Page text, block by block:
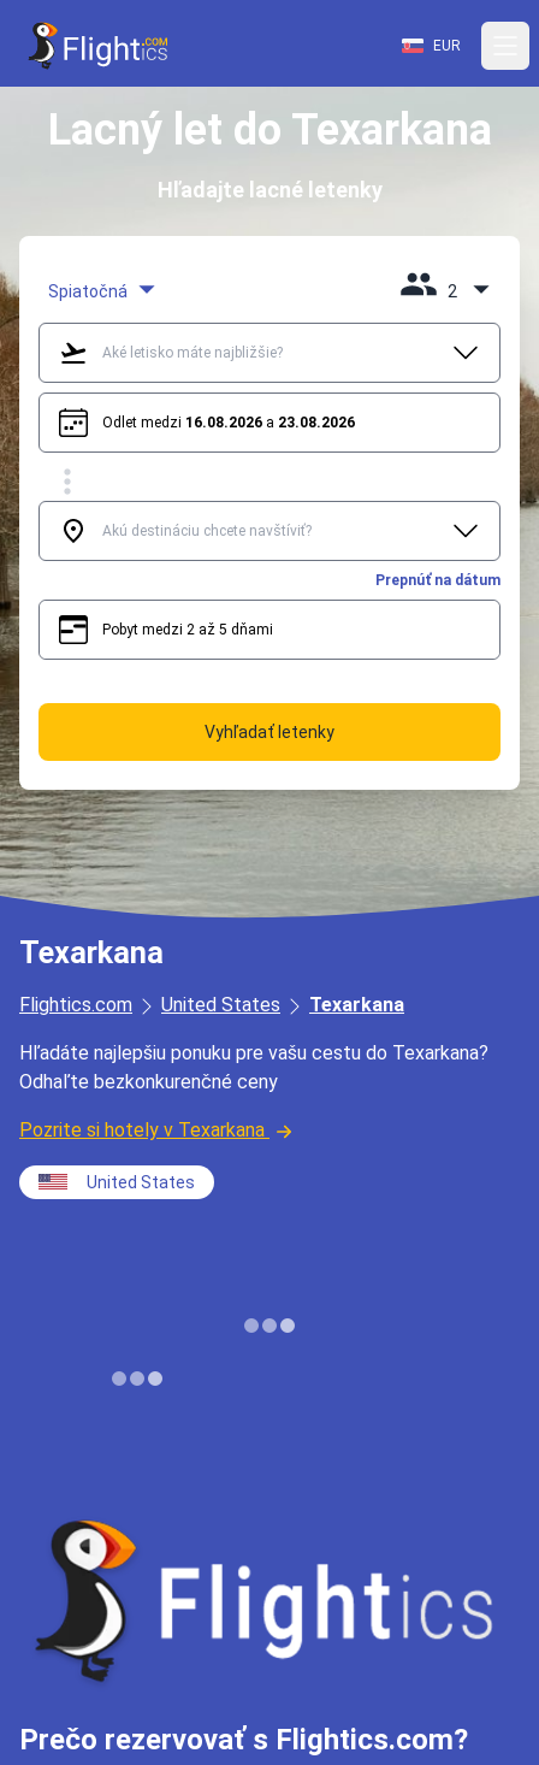
EUR
Lacný let do Texarkana
Hľadajte lacné letenky
Spiatočná 2
Odlet medzi 16.08.2026 a 23.08.2026
Prepnúť na dátum
Pobyt medzi 2 až 5 dňami
Vyhľadať letenky
Texarkana
Flightics.com United States Texarkana
Hľadáte najlepšiu ponuku pre vašu cestu do Texarkana?
Odhaľte bezkonkurenčné ceny
Pozrite si hotely v Texarkana
United States
Prečo rezervovať s Flightics.com?